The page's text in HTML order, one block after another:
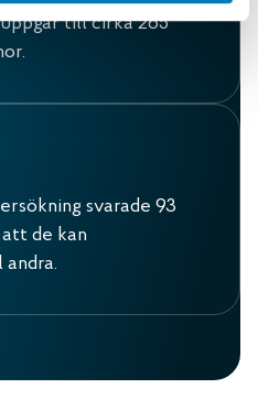
till cirka 265
svarade 93
de kan